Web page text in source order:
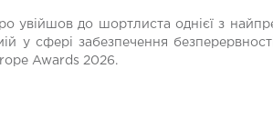
увійшов до шортлиста однієї з
у сфері забезпечення
Awards 2026.